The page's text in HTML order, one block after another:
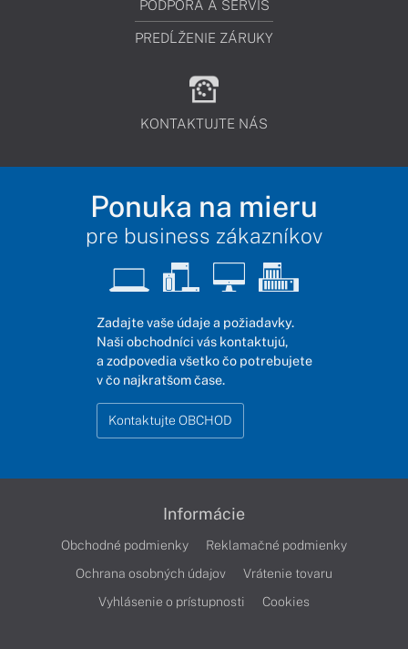
PODPORA A SERVIS
PREDĹŽENIE ZÁRUKY
KONTAKTUJTE NÁS
Ponuka na mieru
pre business zákazníkov
Zadajte vaše údaje a požiadavky.
Naši obchodníci vás kontaktujú,
a zodpovedia všetko čo potrebujete
v čo najkratšom čase.
Kontaktujte OBCHOD
Informácie
Obchodné podmienky
Reklamačné podmienky
Ochrana osobných údajov
Vrátenie tovaru
Vyhlásenie o prístupnosti
Cookies